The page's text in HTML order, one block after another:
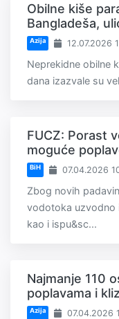
Obilne kiše
Bangladeša,
Azija 12.07.2026
Neprekidne obilne
dana izazvale su
FUCZ: Porast
moguće
BiH 07.04.2026
Zbog novih
vodotoka uzvodno
kao i ispu&sc...
Najmanje 110
poplavama i
Azija 07.04.2026